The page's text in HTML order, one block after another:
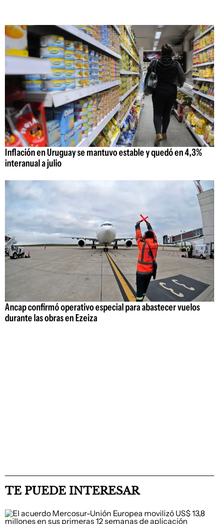
Inflación en Uruguay se mantuvo estable y quedó en 4,3%
interanual a julio
Ancap confirmó operativo especial para abastecer vuelos
durante las obras en Ezeiza
TE PUEDE INTERESAR